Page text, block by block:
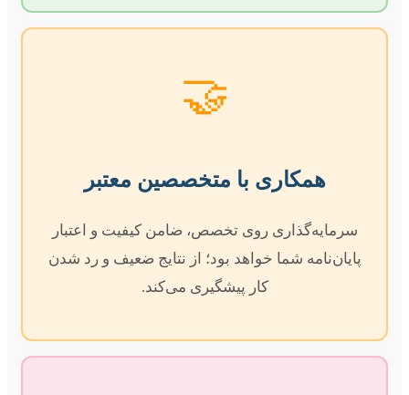
🤝
همکاری با متخصصین معتبر
سرمایه‌گذاری روی تخصص، ضامن کیفیت و اعتبار
پایان‌نامه شما خواهد بود؛ از نتایج ضعیف و رد شدن
کار پیشگیری می‌کند.